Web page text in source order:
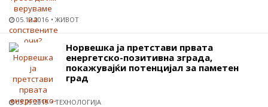
05.12.2016 ЖИВОТ
Норвешка ја претстави првата
енергетско-позитивна зграда,
покажувајќи потенцијал за паметен
град
03.09.2019 ТЕХНОЛОГИЈА